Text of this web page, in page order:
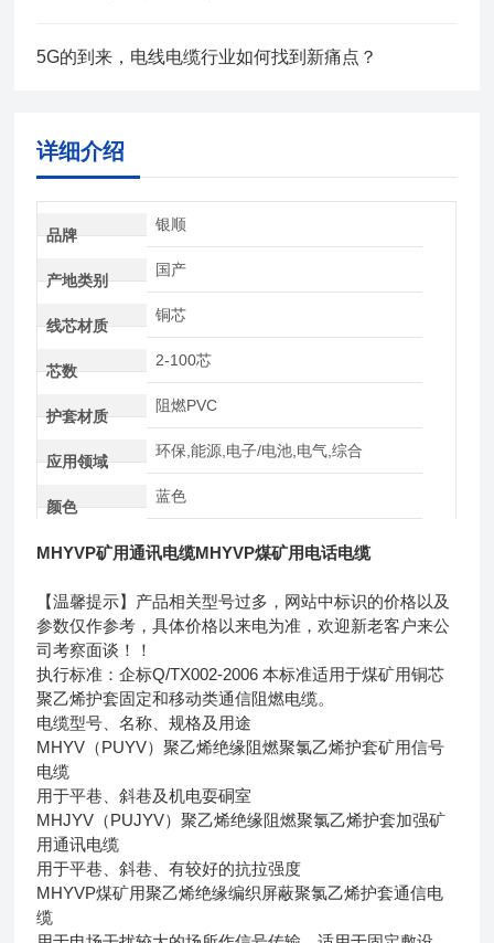
5G的到来，电线电缆行业如何找到新痛点？
详细介绍
品牌
银顺
产地类别
国产
线芯材质
铜芯
芯数
2-100芯
护套材质
阻燃PVC
应用领域
环保,能源,电子/电池,电气,综合
颜色
蓝色
MHYVP矿用通讯电缆MHYVP煤矿用电话电缆
【温馨提示】产品相关型号过多，网站中标识的价格以及
参数仅作参考，具体价格以来电为准，欢迎新老客户来公
司考察面谈！！
执行标准：企标Q/TX002-2006 本标准适用于煤矿用铜芯
聚乙烯护套固定和移动类通信阻燃电缆。
电缆型号、名称、规格及用途
MHYV（PUYV）聚乙烯绝缘阻燃聚氯乙烯护套矿用信号
电缆
用于平巷、斜巷及机电耍硐室
MHJYV（PUJYV）聚乙烯绝缘阻燃聚氯乙烯护套加强矿
用通讯电缆
用于平巷、斜巷、有较好的抗拉强度
MHYVP煤矿用聚乙烯绝缘编织屏蔽聚氯乙烯护套通信电
缆